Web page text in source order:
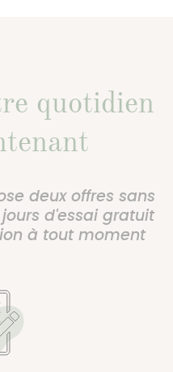
quotidien
deux offres sans
d'essai gratuit
à tout moment